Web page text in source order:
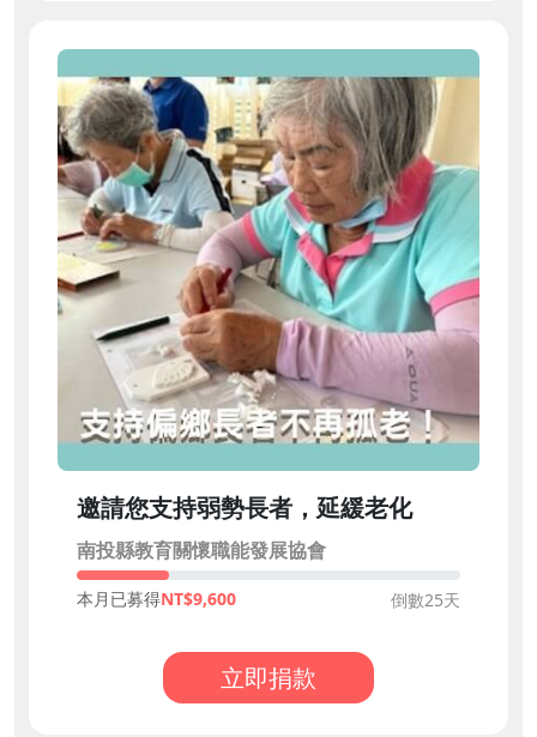
邀請您支持弱勢長者，延緩老化
南投縣教育關懷職能發展協會
本月已募得 9,600 倒數25天
立即捐款